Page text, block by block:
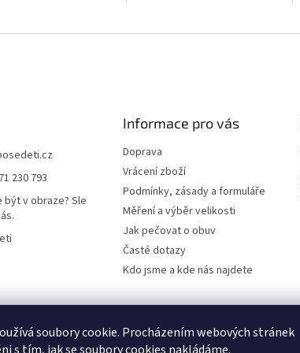
soubory cookie. Procházením webových stránek
230 793
být v obraze? Sle
Informace pro vás
Doprava
Vrácení zboží
Podmínky, zásady a formuláře
Měření a výběr velikosti
Jak pečovat o obuv
Časté dotazy
Kdo jsme a kde nás najdete